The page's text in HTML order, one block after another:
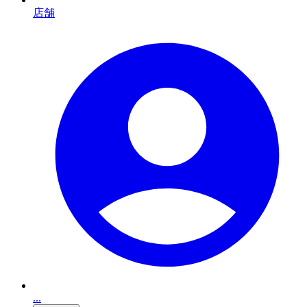
店舗
...